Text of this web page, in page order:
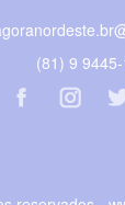
(81) 9